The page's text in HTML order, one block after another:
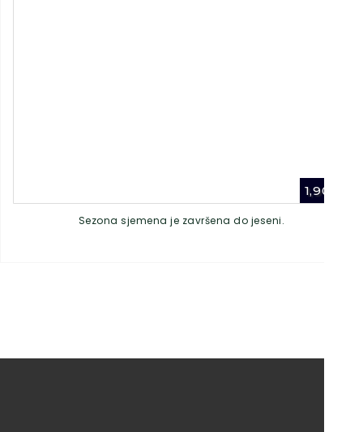
1,90
Sezona sjemena je završena do jeseni.